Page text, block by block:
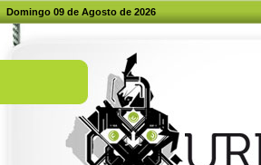
Domingo 09 de Agosto de 2026